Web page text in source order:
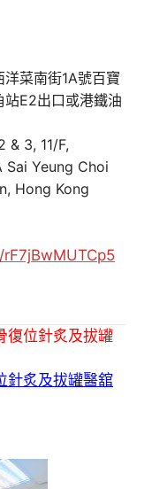
菜南街1A號百寶
E2出口或港鐵油
& 3, 11/F,
Sai Yeung Choi
Hong Kong
復位針炙及拔罐
針炙及拔罐醫舘